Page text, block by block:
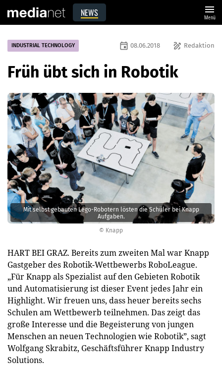
NEWS menu
Menü
© Knapp
Mit selbst gebauten Lego-Robotern lösten die Schüler bei Knapp
Aufgaben.
INDUSTRIAL TECHNOLOGY draw Redaktion
event 08.06.2018
Früh übt sich in Robotik
HART BEI GRAZ. Bereits zum zweiten Mal war Knapp
Gastgeber des Robotik-Wettbewerbs RoboLeague.
„Für Knapp als Spezialist auf den Gebieten Robotik
und Automatisierung ist dieser Event jedes Jahr ein
Highlight. Wir freuen uns, dass heuer bereits sechs
Schulen am Wettbewerb teilnehmen. Das zeigt das
große Interesse und die Begeisterung von jungen
Menschen an neuen Technologien wie Robotik”, sagt
Wolfgang Skrabitz, Geschäftsführer Knapp Industry
Solutions.